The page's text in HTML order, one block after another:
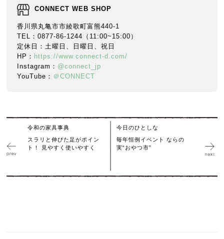
CONNECT WEB SHOP
香川県丸亀市市綾歌町富熊440-1
TEL：0877-86-1244（11:00~15:00）
定休日：土曜日、日曜日、祝日
HP： https://www.connect-d.com/
Instagram： @connect_jp
YouTube： ＠CONNECT
令和の家具事典
スラリと伸びた足がポイン
ト！ 見やすく使いやすく
今日のひとしな
毎年恒例イベント ならの
実“おやつ市”